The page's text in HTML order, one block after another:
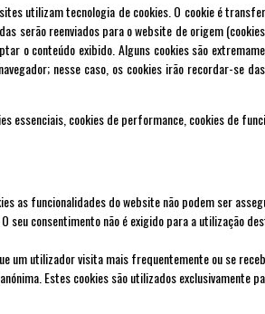
utilizam tecnologia de cookies. O cookie é
serão reenviados para o website de origem
o conteúdo exibido. Alguns cookies são
nesse caso, os cookies irão recordar-se
essenciais, cookies de performance, cookies de
as funcionalidades do website não podem ser
seu consentimento não é exigido para a utilização
utilizador visita mais frequentemente ou se
Estes cookies são utilizados exclusivamente